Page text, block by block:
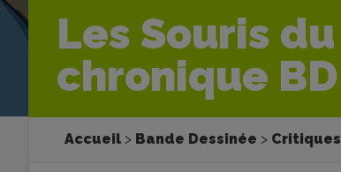
Les Souris
chronique BD
Accueil Bande Dessinée Critiques